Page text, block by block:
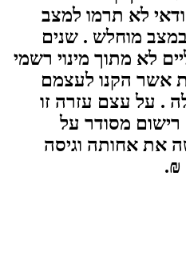
ודאי לא תרמו למצב
מוחלש . שנים
לא מתוך מינוי רשמי
אשר הקנו לעצמם
. על עצם עזרה זו
מסודר על
את אחותה וגיסה